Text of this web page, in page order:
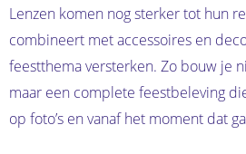
Lenzen komen nog sterker tot hun
combineert met accessoires en
feestthema versterken. Zo bouw je
maar een complete feestbeleving
op foto’s en vanaf het moment dat